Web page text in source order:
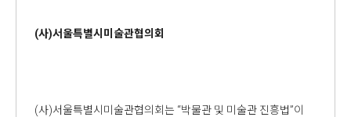
(사)서울특별시미술관협의회
(사)서울특별시미술관협의회는 “박물관 및 미술관 진흥법”이